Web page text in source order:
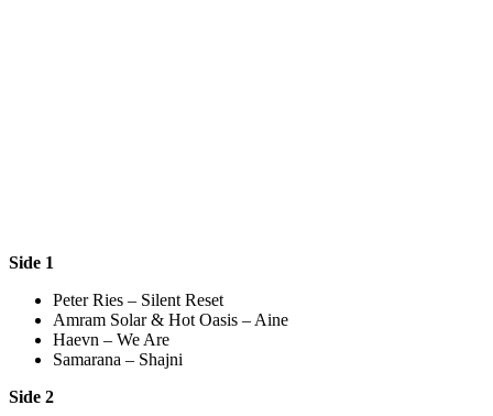
Side 1
Peter Ries – Silent Reset
Amram Solar & Hot Oasis – Aine
Haevn – We Are
Samarana – Shajni
Side 2